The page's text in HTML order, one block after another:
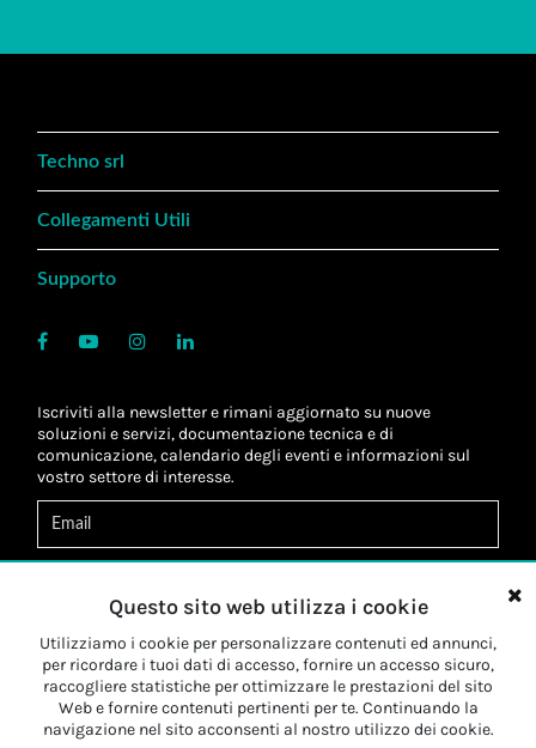
Techno srl
Collegamenti Utili
Supporto
Iscriviti alla newsletter e rimani aggiornato su nuove
soluzioni e servizi, documentazione tecnica e di
comunicazione, calendario degli eventi e informazioni sul
vostro settore di interesse.
Letta l'informativa, autorizzo altrattamento dei miei dati
personali*
Letta l'informativa, autorizzo al trattamento dei miei dati
personali a fini dimarketing*
Iscriviti
Questo sito web utilizza i cookie
Utilizziamo i cookie per personalizzare contenuti ed annunci,
per ricordare i tuoi dati di accesso, fornire un accesso sicuro,
raccogliere statistiche per ottimizzare le prestazioni del sito
Web e fornire contenuti pertinenti per te. Continuando la
navigazione nel sito acconsenti al nostro utilizzo dei cookie.